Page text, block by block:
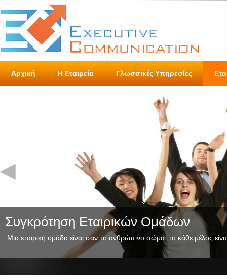
Αρχική Η Εταιρεία Γλωσσικές Υπηρεσίες
Συγκρότηση Εταιρικών Ομάδων
Μια εταιρική ομάδα είναι σαν το ανθρώπινο σώμα: το κάθε μέλος